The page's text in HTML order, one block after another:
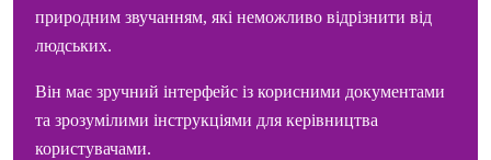
природним звучанням, які неможливо відрізнити від
людських.
Він має зручний інтерфейс із корисними документами
та зрозумілими інструкціями для керівництва
користувачами.